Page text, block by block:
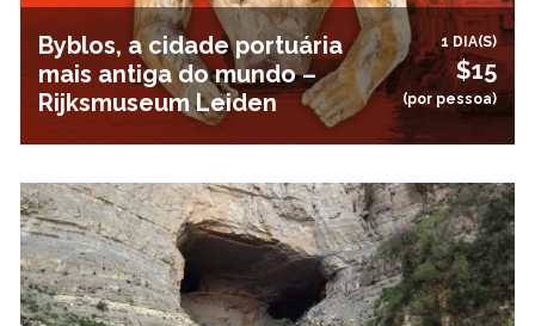
Byblos, a cidade portuária
mais antiga do mundo –
Rijksmuseum Leiden
1 DIA(S)
$15
(por pessoa)